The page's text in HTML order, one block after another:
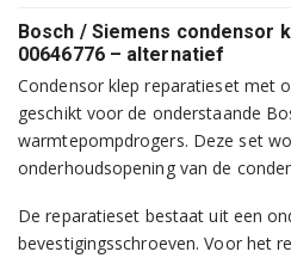
Bosch / Siemens condensor
00646776 – alternatief
Condensor klep reparatieset met
geschikt voor de onderstaande
warmtepompdrogers. Deze set
onderhoudsopening van de
De reparatieset bestaat uit een
bevestigingsschroeven. Voor het